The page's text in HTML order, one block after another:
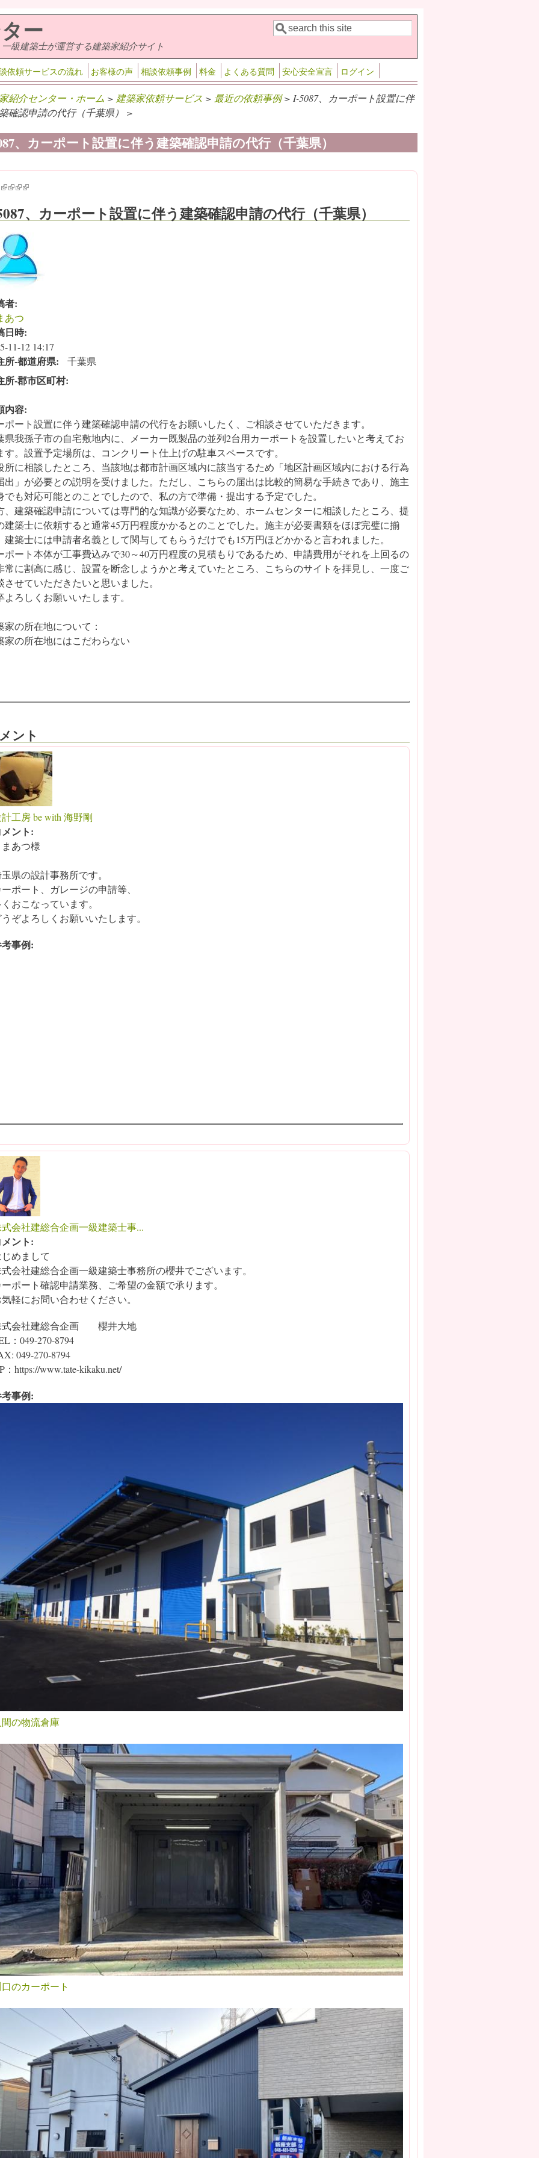
ー
級建築士が運営する建築家紹介サイト 検索フォーム
検索
依頼サービスの流れ お客様の声 相談依頼事例 料金 よくある質問 安心安全宣言 ログイン
紹介センター・ホーム > 建築家依頼サービス > 最近の依頼事例> I-5087、カーポート設置に伴
確認申請の代行（千葉県） >
、カーポート設置に伴う建築確認申請の代行（千葉県）
external)
is external)
(link is external)
(link is external)
(link is external)
(link is external)
、カーポート設置に伴う建築確認申請の代行（千葉県）
者:
あつ
日時:
11-12 14:17
所‐都道府県: 千葉県
所‐郡市区町村:
内容:
ポート設置に伴う建築確認申請の代行をお願いしたく、ご相談させていただきます。
県我孫子市の自宅敷地内に、メーカー既製品の並列2台用カーポートを設置したいと考えてお
す。設置予定場所は、コンクリート仕上げの駐車スペースです。
所に相談したところ、当該地は都市計画区域内に該当するため「地区計画区域内における行為
出」が必要との説明を受けました。ただし、こちらの届出は比較的簡易な手続きであり、施主
でも対応可能とのことでしたので、私の方で準備・提出する予定でした。
、建築確認申請については専門的な知識が必要なため、ホームセンターに相談したところ、提
建築士に依頼すると通常45万円程度かかるとのことでした。施主が必要書類をほぼ完璧に揃
建築士には申請者名義として関与してもらうだけでも15万円ほどかかると言われました。
ポート本体が工事費込みで30～40万円程度の見積もりであるため、申請費用がそれを上回るの
常に割高に感じ、設置を断念しようかと考えていたところ、こちらのサイトを拝見し、一度ご
させていただきたいと思いました。
よろしくお願いいたします。
家の所在地について：
家の所在地にはこだわらない
ント
工房 be with 海野剛
ント:
あつ様
県の設計事務所です。
ポート、ガレージの申請等、
おこなっています。
ぞよろしくお願いいたします。
事例:
会社建総合企画一級建築士事...
ント:
めまして
会社建総合企画一級建築士事務所の櫻井でございます。
ポート確認申請業務、ご希望の金額で承ります。
軽にお問い合わせください。
式会社建総合企画 櫻井大地
：049-270-8794
049-270-8794
：https://www.tate-kikaku.net/
事例:
の物流倉庫
のカーポート